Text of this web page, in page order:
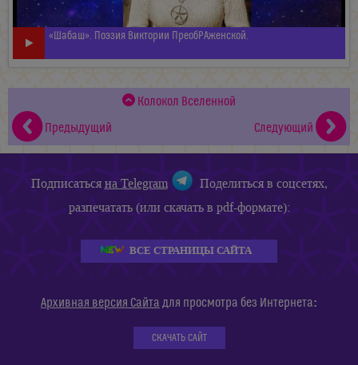
«Шабаш». Поэзия Виктории ПреобРАженской.
Колокол Вселенной
Предыдущий
Следующий
Подписатьсяна Telegram
Поделиться в соцсетях,
разпечатать (или скачать в pdf-формате):
ВСЕ СТРАНИЦЫ САЙТА
Архивная версия Сайта для просмотра без Интернета:
СКАЧАТЬ САЙТ